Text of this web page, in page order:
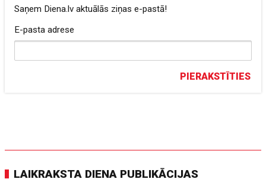
Saņem Diena.lv aktuālās ziņas e-pastā!
E-pasta adrese
PIERAKSTĪTIES
LAIKRAKSTA DIENA PUBLIKĀCIJAS